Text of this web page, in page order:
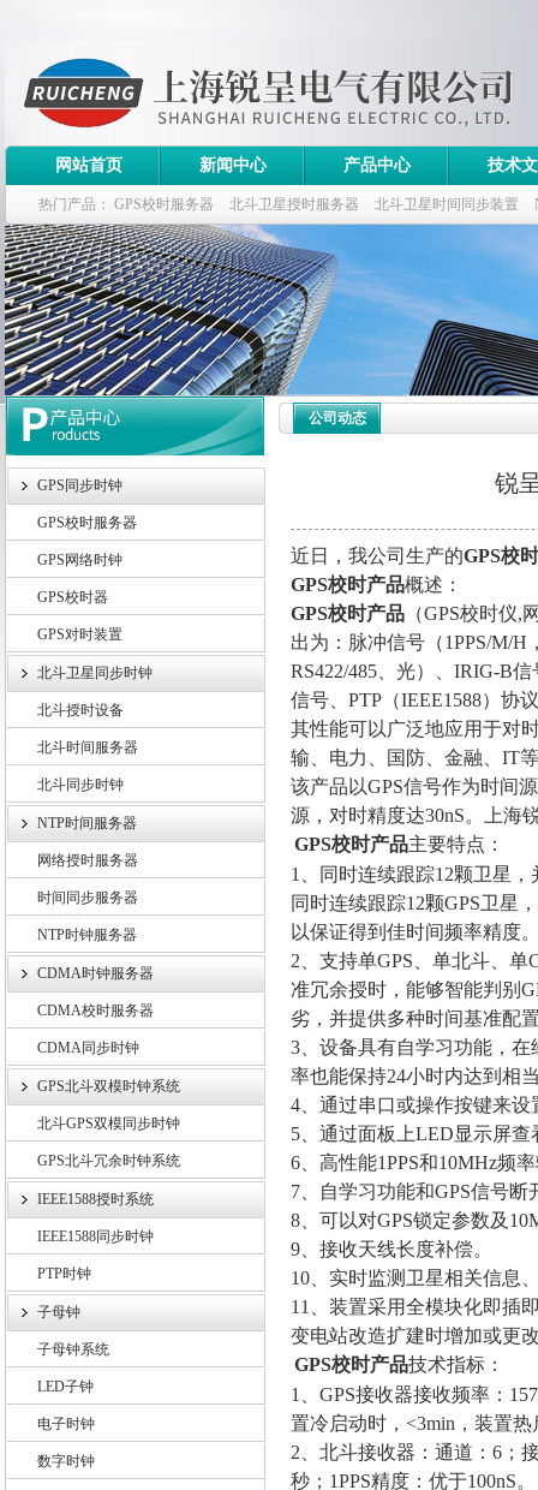
上海锐呈电气有限公司
网站首页 新闻中心 产品中心 技术
热门产品： GPS校时服务器 北斗卫星授时服务器 北斗卫星时间同步装置
斗卫星同步时钟指标
GPS同步时钟
GPS校时服务器
GPS网络时钟
GPS校时器
GPS对时装置
北斗卫星同步时钟
北斗授时设备
北斗时间服务器
北斗同步时钟
NTP时间服务器
网络授时服务器
时间同步服务器
NTP时钟服务器
CDMA时钟服务器
CDMA校时服务器
CDMA同步时钟
GPS北斗双模时钟系统
北斗GPS双模同步时钟
GPS北斗冗余时钟系统
IEEE1588授时系统
IEEE1588同步时钟
PTP时钟
子母钟
子母钟系统
LED子钟
电子时钟
数字时钟
公司动态
锐
近日，我公司生产的GPS校
GPS校时产品概述：
GPS校时产品 （GPS校时仪
出为：脉冲信号（1PPS/M/
RS422/485、光）、IRIG-B
信号、PTP（IEEE1588）协
其性能可以广泛地应用于对
输、电力、国防、金融、IT
该产品以GPS信号作为时间
源，对时精度达30nS。上海
GPS校时产品主要特点：
1
、同时连续跟踪12颗卫星
同时连续跟踪12颗GPS卫星
以保证得到佳时间频率精度
2 、支持单GPS、单北斗、
准冗余授时，能够智能判别
劣，并提供多种时间基准配
3 、设备具有自学习功能，
率也能保持24小时内达到相
4 、通过串口或操作按键来
5 、通过面板上LED显示屏
6 、高性能1PPS和10MHz频
7 、自学习功能和GPS信号
8 、可以对GPS锁定参数及
9 、接收天线长度补偿。
10 、实时监测卫星相关信息
11
、装置采用全模块化即插
变电站改造扩建时增加或更
GPS校时产品技术指标：
1
、GPS接收器接收频率：
置冷启动时，<3min，装置
2 、北斗接收器：通道：6；
秒；1PPS精度：优于100nS。